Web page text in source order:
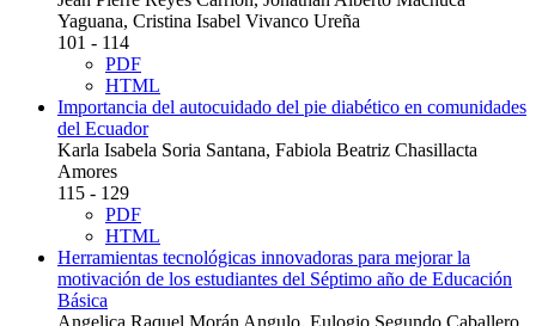
Yaguana, Cristina Isabel Vivanco Ureña
101 - 114
PDF
HTML
Importancia del autocuidado del pie diabético en comunidades
del Ecuador
Karla Isabela Soria Santana, Fabiola Beatriz Chasillacta
Amores
115 - 129
PDF
HTML
Herramientas tecnológicas innovadoras para mejorar la
motivación de los estudiantes del Séptimo año de Educación
Básica
Angelica Raquel Morán Angulo, Eulogio Segundo Caballero